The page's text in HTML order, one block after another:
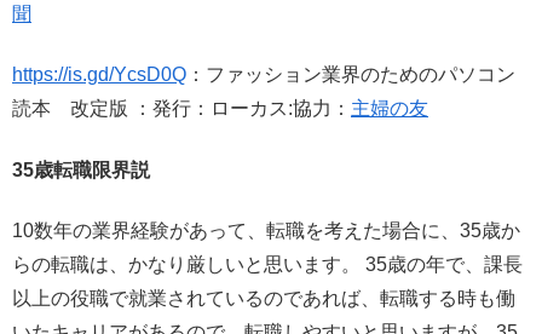
聞
https://is.gd/YcsD0Q ：ファッション業界のためのパソコン
読本 改定版 ：発行：ローカス:協力： 主婦の友
35歳転職限界説
10数年の業界経験があって、転職を考えた場合に、35歳か
らの転職は、かなり厳しいと思います。 35歳の年で、課長
以上の役職で就業されているのであれば、転職する時も働